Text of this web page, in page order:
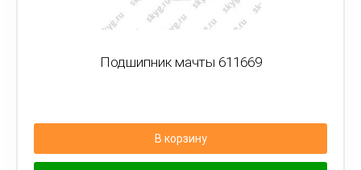
Подшипник мачты 611669
В корзину